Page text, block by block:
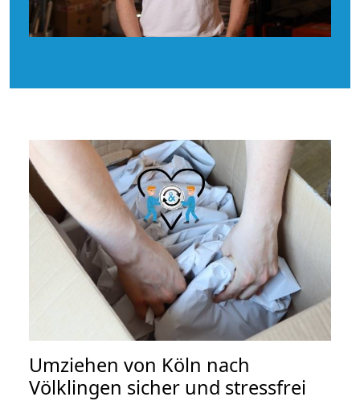
Umziehen von Köln nach
Völklingen sicher und stressfrei